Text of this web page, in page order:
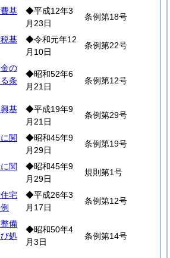
基
◆平成12年3
月23日
条例第18号
基
◆令和元年12
月10日
条例第22号
の
条
◆昭和52年6
月21日
条例第12号
基
◆平成19年9
月21日
条例第29号
関
◆昭和45年9
月29日
条例第19号
関
◆昭和45年9
月29日
規則第1号
宅
◆平成26年3
月17日
条例第12号
備
処
◆昭和50年4
月3日
条例第14号